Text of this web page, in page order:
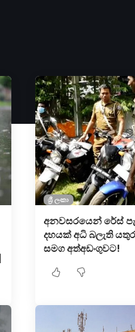
ශ්‍රී ලංකා
අනවසරයෙන් රේස්
දහයක් අධි බලැති
සමග අත්අඩංගුවට!